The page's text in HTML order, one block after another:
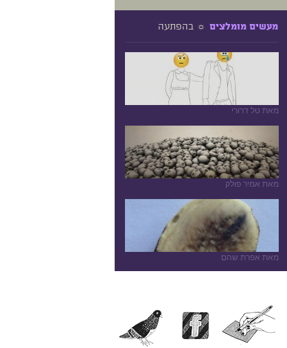
מעשים מומלצים ☼ בהפתעה
מאת טל דרורי
מאת אמיר פולק
מאת אפרת שהם